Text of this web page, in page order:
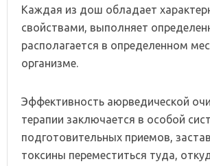
Каждая из дош обладает
свойствами, выполняет
располагается в определенном
организме.
Эффективность аюрведической
терапии заключается в особой
подготовительных приемов,
токсины переместиться туда,